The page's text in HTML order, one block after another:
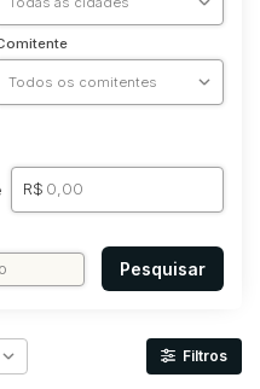
R$
Pesquisar
Filtros